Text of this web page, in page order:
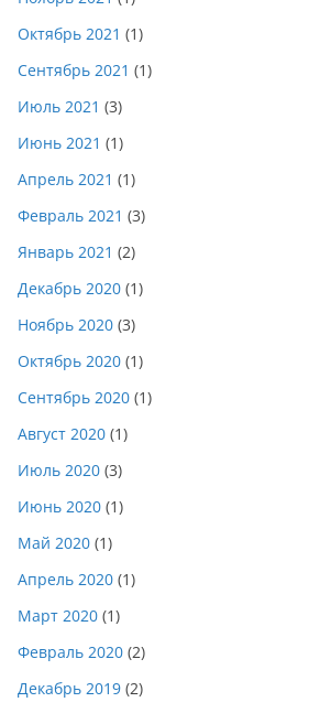
Октябрь 2021 (1)
Сентябрь 2021 (1)
Июль 2021 (3)
Июнь 2021 (1)
Апрель 2021 (1)
Февраль 2021 (3)
Январь 2021 (2)
Декабрь 2020 (1)
Ноябрь 2020 (3)
Октябрь 2020 (1)
Сентябрь 2020 (1)
Август 2020 (1)
Июль 2020 (3)
Июнь 2020 (1)
Май 2020 (1)
Апрель 2020 (1)
Март 2020 (1)
Февраль 2020 (2)
Декабрь 2019 (2)